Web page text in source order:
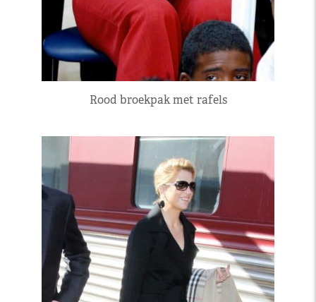
Rood broekpak met rafels